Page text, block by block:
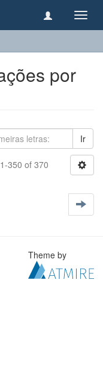
por
Ir
350 of 370
Theme by